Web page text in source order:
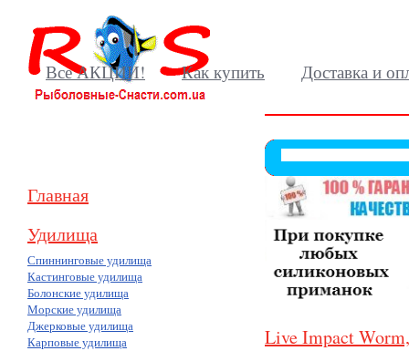
Все АКЦИИ! Как купить Доставка и
Главная
Удилища
Спиннинговые удилища
Кастинговые удилища
Болонские удилища
Морские удилища
Джерковые удилища
Карповые удилища
Live Impact